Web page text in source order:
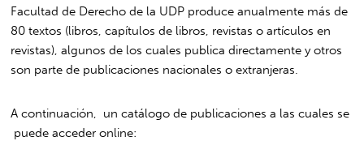
Facultad de Derecho de la UDP produce anualmente más de
80 textos (libros, capítulos de libros, revistas o artículos en
revistas), algunos de los cuales publica directamente y otros
son parte de publicaciones nacionales o extranjeras.
A continuación, un catálogo de publicaciones a las cuales se
puede acceder online: